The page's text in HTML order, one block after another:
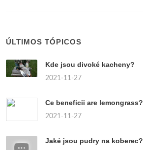
ÚLTIMOS TÓPICOS
Kde jsou divoké kacheny?
2021-11-27
Ce beneficii are lemongrass?
2021-11-27
Jaké jsou pudry na koberec?